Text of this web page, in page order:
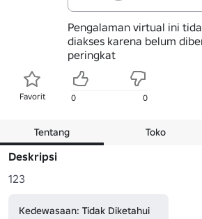
Pengalaman virtual ini
diakses karena belum
peringkat
Favorit 0 0
Tentang Toko
Deskripsi
123
Kedewasaan: Tidak Diketahui